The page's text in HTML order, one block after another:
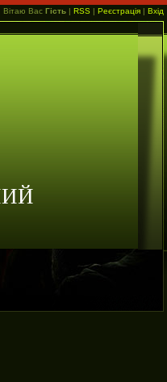
Вітаю Вас Гість | RSS | Реєстрація | Вхід